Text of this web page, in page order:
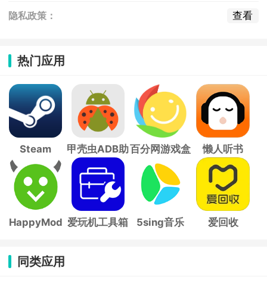
隐私政策： 查看
热门应用
Steam
甲壳虫ADB助
手
百分网游戏盒
子
懒人听书
HappyMod 爱玩机工具箱 5sing音乐 爱回收
同类应用